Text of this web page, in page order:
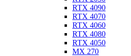
RTX 4090
RTX 4070
RTX 4060
RTX 4080
RTX 4050
MX 270